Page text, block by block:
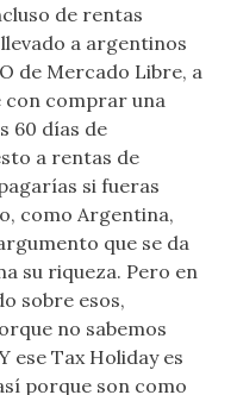
de rentas
a argentinos
de Mercado Libre, a
con comprar una
60 días de
a rentas de
si fueras
como Argentina,
que se da
su riqueza. Pero en
sobre esos,
no sabemos
ese Tax Holiday es
porque son como